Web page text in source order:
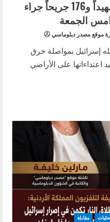
حزب الله: أكثر من 111 شهيداً و176 جريحاً جراء
موقع مصدر دبلوماسي
إسرائيل بمواصلة خرق
على الأراضي
مقابلة